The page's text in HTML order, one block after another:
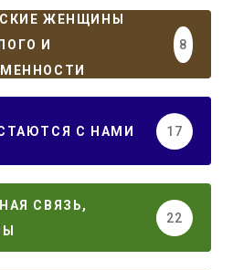
ЖЕНЩИНЫ
И
8
С НАМИ 17
СВЯЗЬ,
22